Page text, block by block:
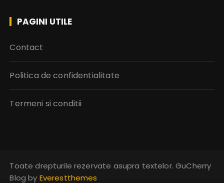
PAGINI UTILE
Contact
Politica de confidentialitate
Termeni si conditii
Toate drepturile rezervate asupra textelor. GuCherry
Blog by Everestthemes